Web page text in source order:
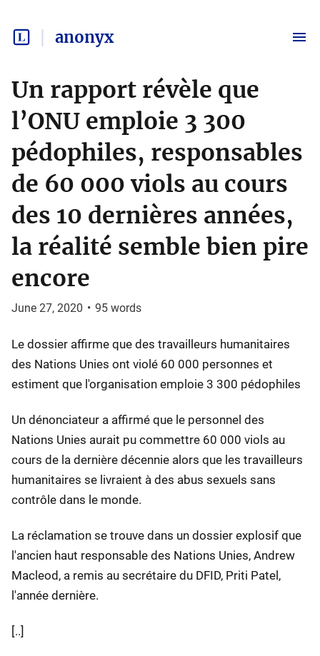
anonyx
Un rapport révèle que
l’ONU emploie 3 300
pédophiles, responsables
de 60 000 viols au cours
des 10 dernières années,
la réalité semble bien pire
encore
June 27, 2020 • 95 words
Le dossier affirme que des travailleurs humanitaires
des Nations Unies ont violé 60 000 personnes et
estiment que l'organisation emploie 3 300 pédophiles
Un dénonciateur a affirmé que le personnel des
Nations Unies aurait pu commettre 60 000 viols au
cours de la dernière décennie alors que les travailleurs
humanitaires se livraient à des abus sexuels sans
contrôle dans le monde.
La réclamation se trouve dans un dossier explosif que
l'ancien haut responsable des Nations Unies, Andrew
Macleod, a remis au secrétaire du DFID, Priti Patel,
l'année dernière.
[..]